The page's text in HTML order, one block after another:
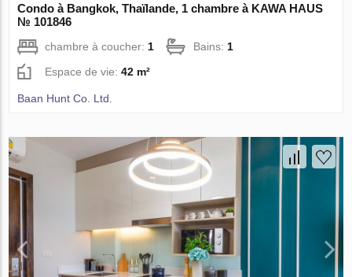
Condo à Bangkok, Thaïlande, 1 chambre à KAWA HAUS
№ 101846
chambre à coucher: 1 Bains: 1
Espace de vie:42 m²
Baan Hunt Co. Ltd.